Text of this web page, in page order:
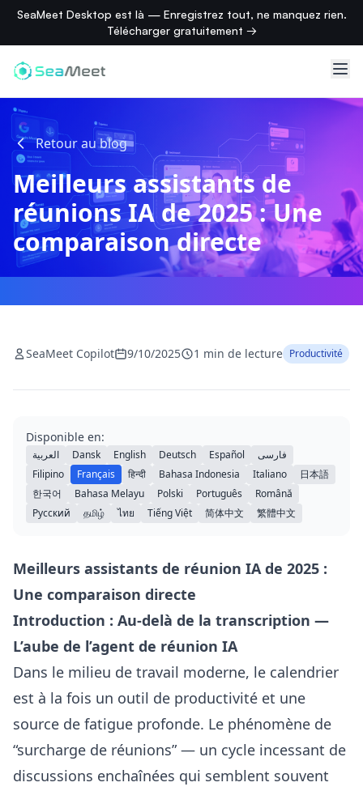
SeaMeet Desktop est là — Enregistrez tout, ne manquez rien.
Télécharger gratuitement →
Retour au blog
Meilleurs assistants de
réunions IA de 2025 : Une
comparaison directe
SeaMeet Copilot 9/10/2025 1 min de lecture Productivité
Disponible en:
العربية Dansk English Deutsch Español
فارسی
Filipino
Français हिन्दी Bahasa Indonesia Italiano
日本語
한국어
Bahasa Melayu Polski Português
Română
Русский
தமிழ் ไทย Tiếng Việt 简体中文 繁體中文
Meilleurs assistants de réunion IA de 2025 :
Une comparaison directe
Introduction : Au-delà de la transcription —
L’aube de l’agent de réunion IA
Dans le milieu de travail moderne, le calendrier
est à la fois un outil de productivité et une
source de fatigue profonde. Le phénomène de
“surcharge de réunions” — un cycle incessant de
discussions enchaînées qui semblent souvent